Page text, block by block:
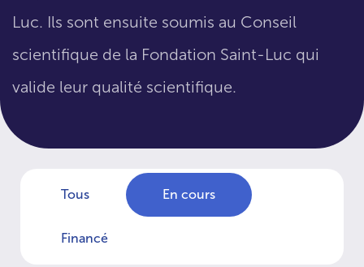
Luc. Ils sont ensuite soumis au Conseil
scientifique de la Fondation Saint-Luc qui
valide leur qualité scientifique.
Tous En cours
Financé